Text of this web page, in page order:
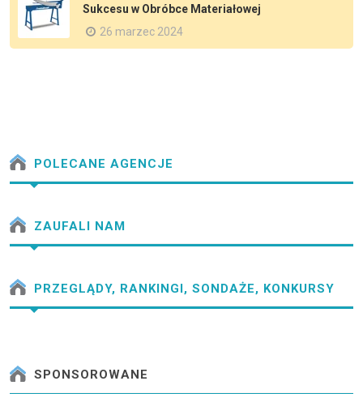
Sukcesu w Obróbce Materiałowej
26 marzec 2024
POLECANE AGENCJE
ZAUFALI NAM
PRZEGLĄDY, RANKINGI, SONDAŻE, KONKURSY
SPONSOROWANE